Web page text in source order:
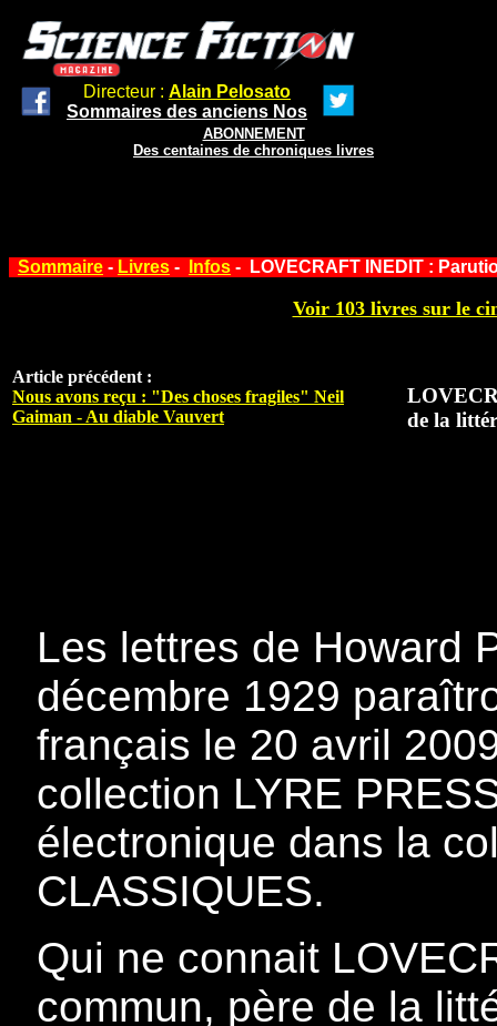
Directeur : Alain Pelosato
Sommaires des anciens Nos
ABONNEMENT
Des centaines de chroniques livres
Sommaire - Livres - Infos - LOVECRAFT INEDIT :
Voir 103 livres sur le
Article précédent :
Nous avons reçu : "Des choses fragiles" Neil
Gaiman - Au diable Vauvert
de la
Les lettres de Howard
décembre 1929
français le 20 avril
collection LYRE
électronique dans la
CLASSIQUES.
Qui ne connait
commun, père de la